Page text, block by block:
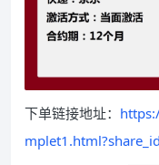
下单链接地址：